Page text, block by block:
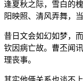
逢夏秋之际，雪白的
阳映照、清风弄舞，
昔日文会如幻如梦，
钦因病亡故。曹丕闻
理丧事。